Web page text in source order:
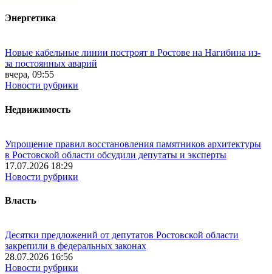
Энергетика
Новые кабельные линии построят в Ростове на Нагибина из-
за постоянных аварий
вчера, 09:55
Новости рубрики
Недвижимость
Упрощение правил восстановления памятников архитектуры
в Ростовской области обсудили депутаты и эксперты
17.07.2026 18:29
Новости рубрики
Власть
Десятки предложений от депутатов Ростовской области
закрепили в федеральных законах
28.07.2026 16:56
Новости рубрики